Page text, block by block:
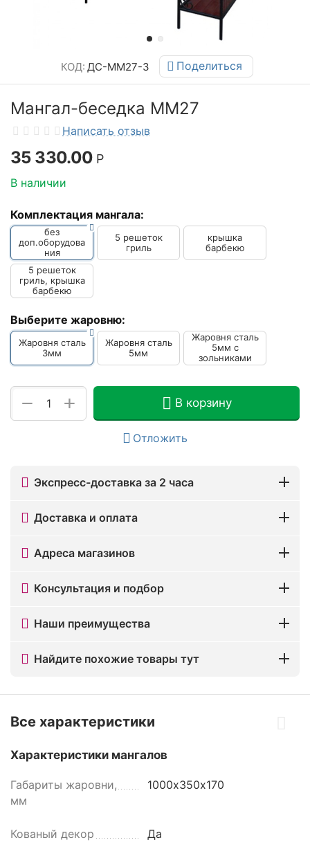
КОД: ДС-ММ27-3 Поделиться
Мангал-беседка ММ27
Написать отзыв
35 330.00 Р
В наличии
Комплектация мангала:
без
доп.оборудова
ния
5 решеток
гриль
крышка
барбекю
5 решеток
гриль, крышка
барбекю
Выберите жаровню:
Жаровня сталь
3мм
Жаровня сталь
5мм
Жаровня сталь
5мм с
зольниками
+
− В корзину
Отложить
Экспресс-доставка за 2 часа
Доставка и оплата
Адреса магазинов
Консультация и подбор
Наши преимущества
Найдите похожие товары тут
Все характеристики
Характеристики мангалов
Габариты жаровни,
мм
1000х350х170
Кованый декор Да